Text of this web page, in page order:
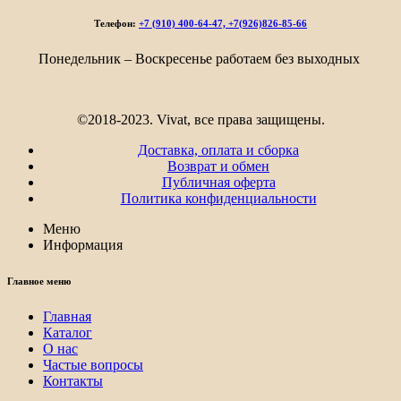
821₽
Телефон: +7 (910) 400-64-47, +7(926)826-85-66
Понедельник – Воскресенье работаем без выходных
©2018-2023. Vivat, все права защищены.
Доставка, оплата и сборка
Возврат и обмен
Публичная оферта
Политика конфиденциальности
Меню
Информация
Главное меню
Главная
Каталог
О нас
Частые вопросы
Контакты